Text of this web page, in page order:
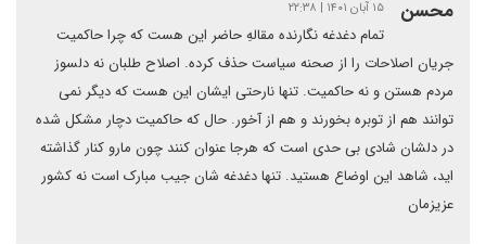
محسن ۱۵ آبان ۱۴۰۱ | ۲۲:۳۸
تمام دغدغه نگارنده مقالهِ حاضر این هست که چرا حاکمیت
جریان اصلاحات را از صحنه سیاست حذف کرده. اصلاح طلبان نه دلسوز
مردم هستن و نه حاکمیت. تنها نارحتی ایشان این هست که دیگر نمی
توانند هم از توبره بخورند و هم از آخور. حال که حاکمیت دچار مشکل شده
در دلشان شادی بی حدی است که هرجا عنوان کنند چون مارو کنار گذاشته
اید، شاهد این اوضاع هستید. تنها دغدغه شان جیب مبارک است نه کشور
عزیزمان